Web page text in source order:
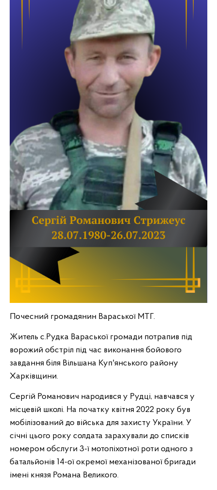
Почесний громадянин Вараської МТГ.
Житель с.Рудка Вараської громади потрапив під
ворожий обстріл під час виконання бойового
завдання біля Вільшана Куп'янського району
Харківщини.
Сергій Романович народився у Рудці, навчався у
місцевій школі. На початку квітня 2022 року був
мобілізований до війська для захисту України. У
січні цього року солдата зарахували до списків
номером обслуги 3-ї мотопіхотної роти одного з
батальйонів 14-ої окремої механізованої бригади
імені князя Романа Великого.